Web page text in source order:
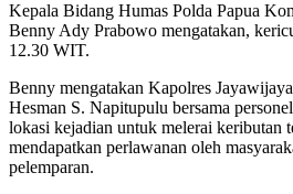
Kepala Bidang Humas Polda Papua
Benny Ady Prabowo mengatakan,
12.30 WIT.
Benny mengatakan Kapolres
Hesman S. Napitupulu bersama
lokasi kejadian untuk melerai keributan
mendapatkan perlawanan oleh
pelemparan.